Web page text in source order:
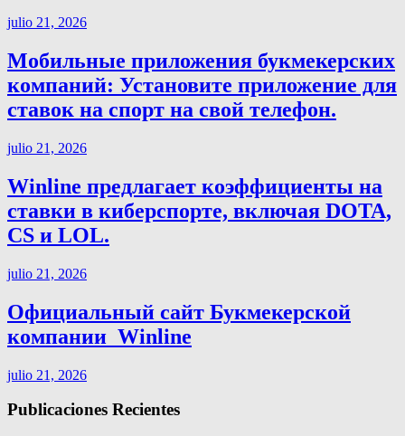
julio 21, 2026
Мобильные приложения букмекерских
компаний: Установите приложение для
ставок на спорт на свой телефон.
julio 21, 2026
Winline предлагает коэффициенты на
ставки в киберспорте, включая DOTA,
CS и LOL.
julio 21, 2026
Официальный сайт Букмекерской
компании ️ Winline
julio 21, 2026
Publicaciones Recientes